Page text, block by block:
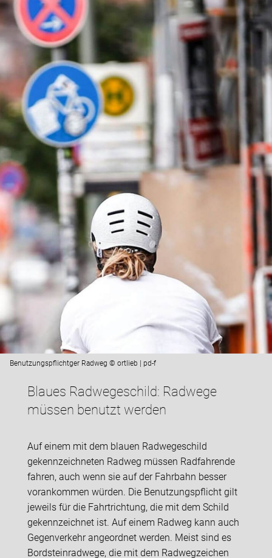
Benutzungspflichtger Radweg © ortlieb | pd-f
Blaues Radwegeschild: Radwege
müssen benutzt werden
Auf einem mit dem blauen Radwegeschild
gekennzeichneten Radweg müssen Radfahrende
fahren, auch wenn sie auf der Fahrbahn besser
vorankommen würden. Die Benutzungspflicht gilt
jeweils für die Fahrtrichtung, die mit dem Schild
gekennzeichnet ist. Auf einem Radweg kann auch
Gegenverkehr angeordnet werden. Meist sind es
Bordsteinradwege, die mit dem Radwegzeichen